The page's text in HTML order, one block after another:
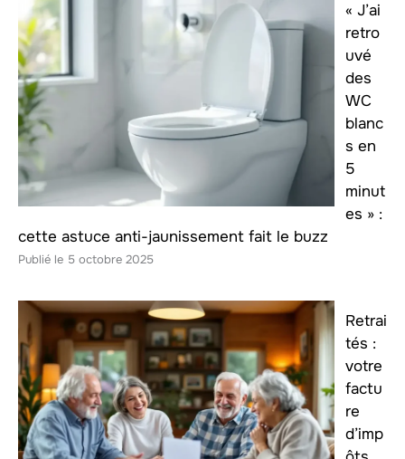
« J’ai
retro
uvé
des
WC
blanc
s en
5
minut
es » :
cette astuce anti-jaunissement fait le buzz
5 octobre 2025
Retrai
tés :
votre
factu
re
d’imp